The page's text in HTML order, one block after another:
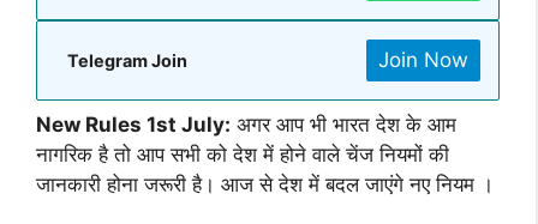
Telegram Join Join Now
New Rules 1st July: अगर आप भी भारत देश के आम
नागरिक है तो आप सभी को देश में होने वाले चेंज नियमों की
जानकारी होना जरूरी है। आज से देश में बदल जाएंगे नए नियम ।